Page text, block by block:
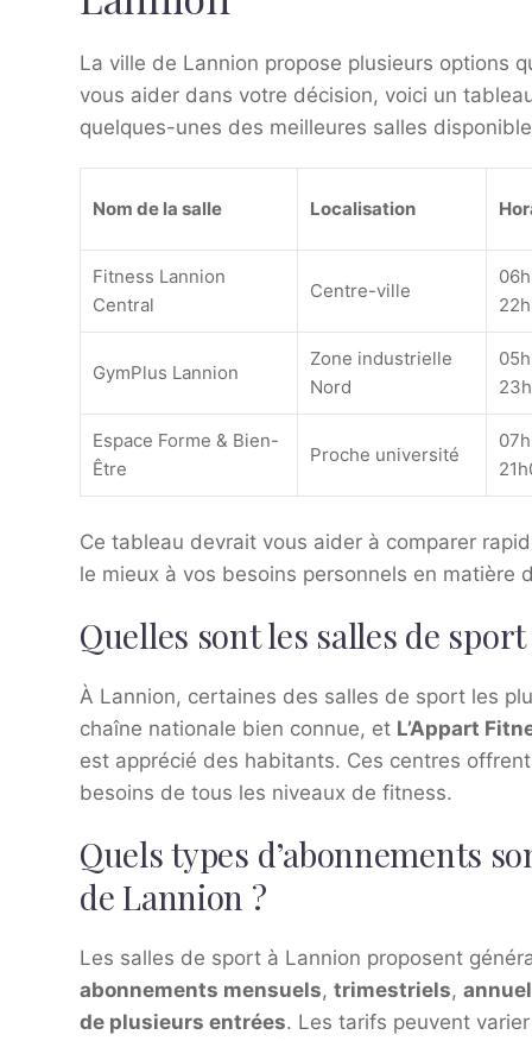
La ville de Lannion propose plusieurs options
vous aider dans votre décision, voici un
quelques-unes des meilleures salles
Nom de la salle Localisation
Fitness Lannion
Central
Centre-ville
GymPlus Lannion
Zone industrielle
Nord
Espace Forme & Bien-
Être
Proche université
Ce tableau devrait vous aider à comparer
le mieux à vos besoins personnels en matière
Quelles sont les salles de
À Lannion, certaines des salles de sport les
chaîne nationale bien connue, et L’Appart
est apprécié des habitants. Ces centres
besoins de tous les niveaux de fitness.
Quels types d’abonnements
de Lannion ?
Les salles de sport à Lannion proposent
abonnements mensuels, trimestriels,
de plusieurs entrées. Les tarifs peuvent